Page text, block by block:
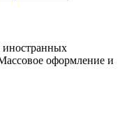
иностранных
оформление и